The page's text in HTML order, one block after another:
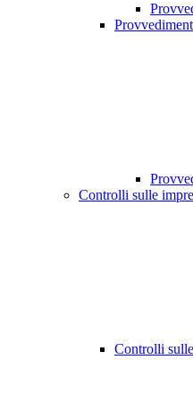
Controlli sulle
Controlli